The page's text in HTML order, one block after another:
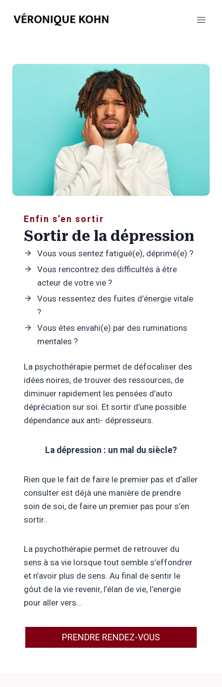
Enfin s’en sortir
Sortir de la dépression
Vous vous sentez fatigué(e), déprimé(e) ?
Vous rencontrez des difficultés à être
acteur de votre vie ?
Vous ressentez des fuites d’énergie vitale
?
Vous êtes envahi(e) par des ruminations
mentales ?
La psychothérapie permet de défocaliser des
idées noires, de trouver des ressources, de
diminuer rapidement les pensées d’auto
dépréciation sur soi. Et sortir d’une possible
dépendance aux anti- dépresseurs.
La dépression : un mal du siècle?
Rien que le fait de faire le premier pas et d’aller
consulter est déjà une manière de prendre
soin de soi, de faire un premier pas pour s’en
sortir..
La psychothérapie permet de retrouver du
sens à sa vie lorsque tout semble s’effondrer
et n’avoir plus de sens. Au final de sentir le
gôut de la vie revenir, l’élan de vie, l’energie
pour aller vers…
PRENDRE RENDEZ-VOUS